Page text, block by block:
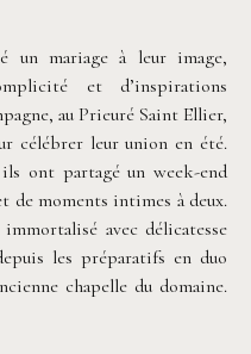
un mariage à leur image,
et d’inspirations
au Prieuré Saint Ellier,
célébrer leur union en été.
ont partagé un week-end
de moments intimes à deux.
avec délicatesse
les préparatifs en duo
chapelle du domaine.